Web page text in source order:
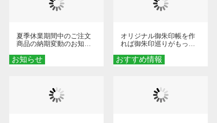
お知らせ
夏季休業期間中のご注文
商品の納期変動のお知ら
おすすめ情報
オリジナル御朱印帳を作
れば御朱印巡りがもっと
ダーメイドする魅力と選
び方